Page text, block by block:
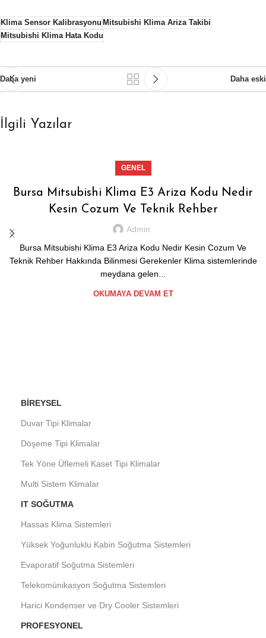
Klima Sensor Kalibrasyonu Mitsubishi Klima Ariza Takibi
Mitsubishi Klima Hata Kodu
Daha yeni Daha eski
İlgili Yazılar
GENEL
Bursa Mitsubishi Klima E3 Ariza Kodu Nedir
Kesin Cozum Ve Teknik Rehber
Admin
Bursa Mitsubishi Klima E3 Ariza Kodu Nedir Kesin Cozum Ve
Teknik Rehber Hakkında Bilinmesi Gerekenler Klima sistemlerinde
meydana gelen...
OKUMAYA DEVAM ET
BIREYSEL
Duvar Tipi Klimalar
Döşeme Tipi Klimalar
Tek Yöne Üflemeli Kaset Tipi Klimalar
Multi Sistem Klimalar
IT SOĞUTMA
Hassas Klima Sistemleri
Yüksek Yoğunluklu Kabin Soğutma Sistemleri
Evaporatif Soğutma Sistemleri
Telekomünikasyon Soğutma Sistemleri
Harici Kondenser ve Dry Cooler Sistemleri
PROFESYONEL